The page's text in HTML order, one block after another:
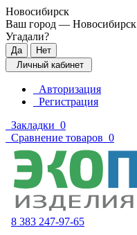
Новосибирск
Ваш город — Новосибирск
Угадали?
Личный кабинет
Авторизация
Регистрация
Закладки 0
Сравнение товаров 0
8 383 247-97-65